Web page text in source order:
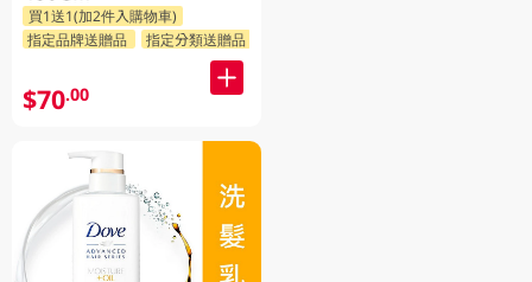
買1送1(加2件入購物車)
指定品牌送贈品
指定分類送贈品
$70.00